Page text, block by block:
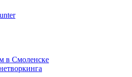
в Смоленске